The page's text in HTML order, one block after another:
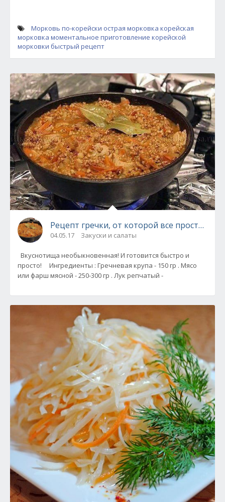
Морковь по-корейски острая морковка корейская
морковка моментальное приготовление корейской
морковки быстрый рецепт
Рецепт гречки, от которой все просто в
04.05.17 Закуски и салаты
Вкуснотища необыкновенная! И готовится быстро и
просто! Ингредиенты : Гречневая крупа - 150 гр . Мясо
или фарш мясной - 250-300 гр . Лук репчатый -